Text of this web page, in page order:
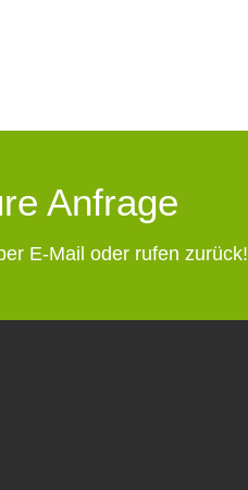
Anfrage
E-Mail oder rufen zurück!